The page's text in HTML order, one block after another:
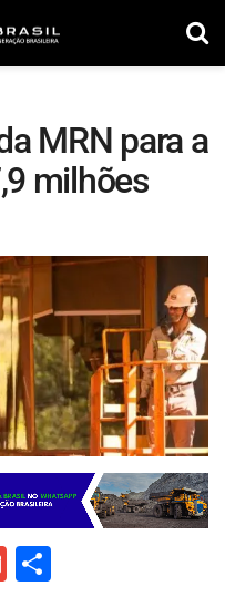
MRN para a
milhões
G